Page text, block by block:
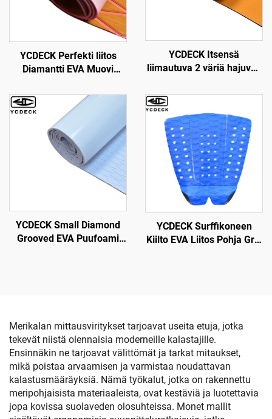
YCDECK Perfekti liitos
Diamantti EVA Muovi
Itseliimautuva, sopii
Yoleille, Puutarhoille,
Kartille jne.
YCDECK Itsensä
liimautuva 2 väriä hajuvaa
CNC-reititykseen
YCDECK Small Diamond
Grooved EVA Puufoami
YCDECK Surffikoneen
Kiilto EVA Liitos Pohja Grip
Merikalan mittausviritykset tarjoavat useita etuja, jotka
tekevät niistä olennaisia moderneille kalastajille.
Ensinnäkin ne tarjoavat välittömät ja tarkat mitaukset,
mikä poistaa arvaamisen ja varmistaa noudattavan
kalastusmääräyksiä. Nämä työkalut, jotka on rakennettu
meripohjaisista materiaaleista, ovat kestäviä ja luotettavia
jopa kovissa suolaveden olosuhteissa. Monet mallit